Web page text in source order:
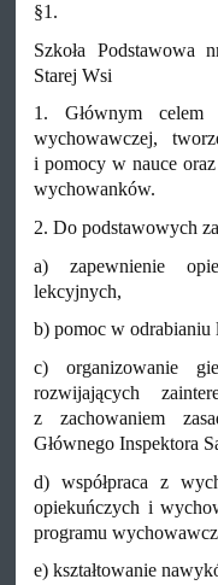
§1.
Szkoła Podstawowa
Starej Wsi
1. Głównym celem
wychowawczej,
i pomocy w nauce
wychowanków.
2. Do podstawowych
a) zapewnienie
lekcyjnych,
b) pomoc w odrabianiu
c) organizowanie
rozwijających
z zachowaniem
Głównego Inspektora
d) współpraca z
opiekuńczych i
programu
e) kształtowanie